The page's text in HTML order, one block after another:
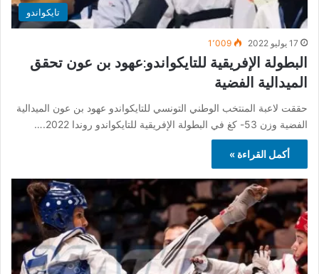
تايكواندو
17 يوليو 2022 1٬009
البطولة الإفريقية للتايكواندو:عهود بن عون تحقق
الميدالية الفضية
حققت لاعبة المنتخب الوطني التونسي للتايكواندو عهود بن عون الميدالية
الفضية وزن 53- كغ في البطولة الإفريقية للتايكواندو روندا 2022.…
أكمل القراءة »